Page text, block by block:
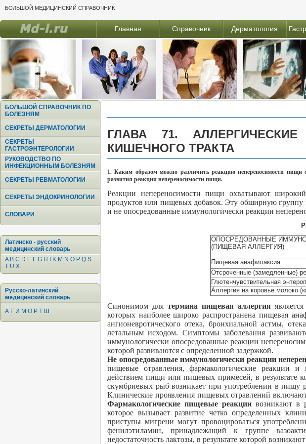
БОЛЬШОЙ МЕДИЦИНСКИЙ СПРАВОЧНИК
Главная Справочник Дерматология
БОЛЬШОЙ СПРАВОЧНИК ПО
БОЛЕЗНЯМ
СЕКРЕТЫ ДЕРМАТОЛОГИИ
СЕКРЕТЫ
ГАСТРОЭНТЕРОЛОГИИ
РУКОВОДСТВО ПО
ИНФЕКЦИОННЫМ БОЛЕЗНЯМ
СЕКРЕТЫ РЕВМАТОЛОГИИ
СЕКРЕТЫ ЭНДОКРИНОЛОГИИ
СЛОВАРИ
Латинско - русский
медицинский словарь
A B C D E F G H K M N O P Q S
T U X
Русско-латинский
медицинский словарь
А Г И М О Р Т Ш
ГЛАВА 71.
КИШЕЧНОГО ТРАКТА
1. Каким образом можно различить реакцию непереносимости
развития реакции непереносимости пищи.
Реакции непереносимости пищи охватывают
продуктов или пищевых добавок. Эту обширную группу
и не опосредованные иммунологически реакции
ОПОСРЕДОВАННЫЕ
(ПИЩЕВАЯ АЛЛЕРГИЯ)
Пищевая анафилаксия
Отсроченные (замедленные)
Глютенчувствительная
Аллергия на коровье молоко
Синонимом для термина пищевая аллергия
которых наиболее широко распространена пищевая
ангионевротического отека, бронхиальной астмы,
летальным исходом. Симптомы заболевания
иммунологически опосредованные реакции
которой развиваются с определенной задержкой.
Не опосредованные иммунологически реакции
пищевые отравления, фармакологические реакции и
действием пищи или пищевых примесей, в результате
скумбриевых рыб возникает при употреблении в пищу
Клинические проявления пищевых отравлений
Фармакологические пищевые реакциивозникают в
которое вызывает развитие четко определенных
приступы мигрени могут провоцироваться
фенилэтиламин, принадлежащий к группе
недостаточность лактозы, в результате которой